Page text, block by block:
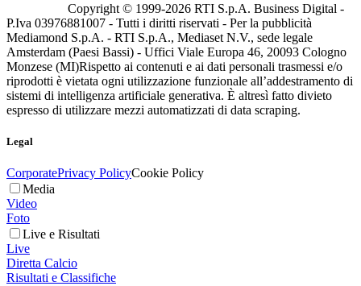
Copyright © 1999-2026 RTI S.p.A. Business Digital -
P.Iva 03976881007 - Tutti i diritti riservati - Per la pubblicità
Mediamond S.p.A. - RTI S.p.A., Mediaset N.V., sede legale
Amsterdam (Paesi Bassi) - Uffici Viale Europa 46, 20093 Cologno
Monzese (MI)Rispetto ai contenuti e ai dati personali trasmessi e/o
riprodotti è vietata ogni utilizzazione funzionale all’addestramento di
sistemi di intelligenza artificiale generativa. È altresì fatto divieto
espresso di utilizzare mezzi automatizzati di data scraping.
Legal
CorporatePrivacy PolicyCookie Policy
Media
Video
Foto
Live e Risultati
Live
Diretta Calcio
Risultati e Classifiche